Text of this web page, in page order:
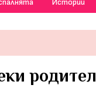
Истории
родител